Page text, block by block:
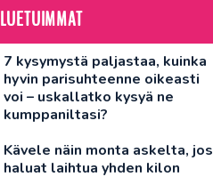
LUETUIMMAT
7 kysymystä paljastaa, kuinka
hyvin parisuhteenne oikeasti
voi – uskallatko kysyä ne
kumppaniltasi?
Kävele näin monta askelta, jos
haluat laihtua yhden kilon